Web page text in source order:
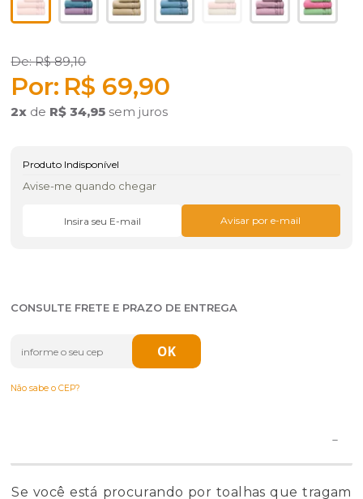
R$ 89,10
R$ 69,90
2x de R$ 34,95 sem juros
Produto Indisponível
Avise-me quando chegar
CONSULTE FRETE E PRAZO DE ENTREGA
Não sabe o CEP?
Se você está procurando por toalhas que tragam